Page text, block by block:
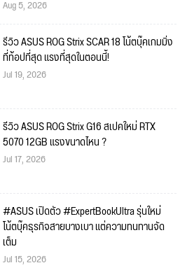
Aug 5, 2026
รีวิว ASUS ROG Strix SCAR 18 โน้ตบุ๊คเกมมิ่ง
ที่ท้อปที่สุด แรงที่สุดในตอนนี้!
Jul 19, 2026
รีวิว ASUS ROG Strix G16 สเปคใหม่ RTX
5070 12GB แรงขนาดไหน ?
Jul 17, 2026
#ASUS เปิดตัว #ExpertBookUltra รุ่นใหม่
โน้ตบุ๊คธุรกิจสายบางเบา แต่ความทนทานจัด
เต็ม
Jul 15, 2026